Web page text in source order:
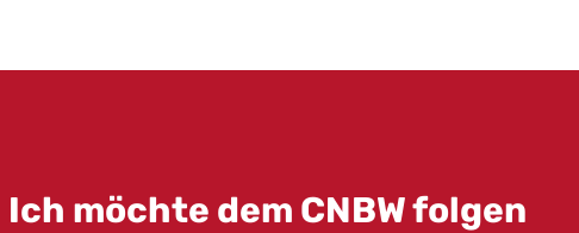
Ich möchte dem CNBW folgen